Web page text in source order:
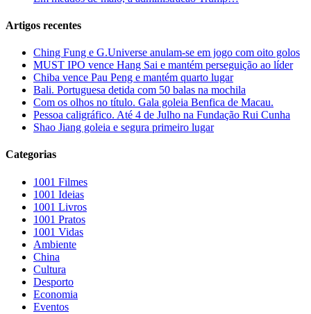
Artigos recentes
Ching Fung e G.Universe anulam-se em jogo com oito golos
MUST IPO vence Hang Sai e mantém perseguição ao líder
Chiba vence Pau Peng e mantém quarto lugar
Bali. Portuguesa detida com 50 balas na mochila
Com os olhos no título. Gala goleia Benfica de Macau.
Pessoa caligráfico. Até 4 de Julho na Fundação Rui Cunha
Shao Jiang goleia e segura primeiro lugar
Categorias
1001 Filmes
1001 Ideias
1001 Livros
1001 Pratos
1001 Vidas
Ambiente
China
Cultura
Desporto
Economia
Eventos